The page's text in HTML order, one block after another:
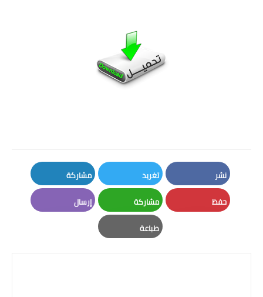
نشر
Facebook
تغريد
Twitter
مشاركة
LinkedIn
حفظ مشاركة
Whatsapp
إرسال
طباعة